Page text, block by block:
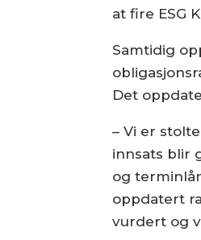
at fire ESG
Samtidig
Det
– Vi er
innsats blir
og
oppdatert
vurdert og